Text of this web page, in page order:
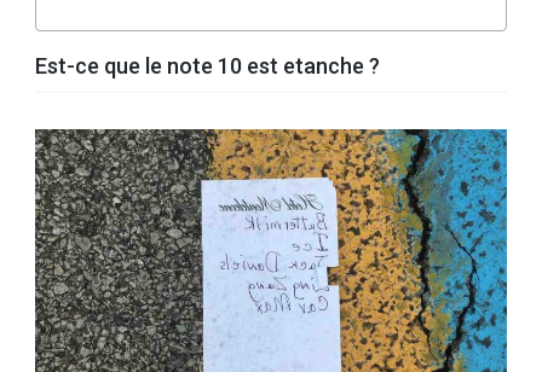
Est-ce que le note 10 est etanche ?